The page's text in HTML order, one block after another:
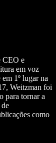
CEO e
em voz
1º lugar na
Weitzman foi
para tornar a
como